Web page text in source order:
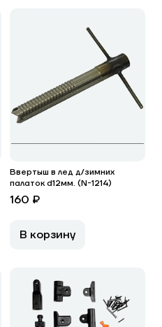
Ввертыш в лед д/зимних
палаток d12мм. (N-1214)
160 ₽
В корзину